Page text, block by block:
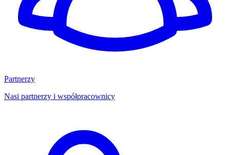
Partnerzy
Nasi partnerzy i współpracownicy